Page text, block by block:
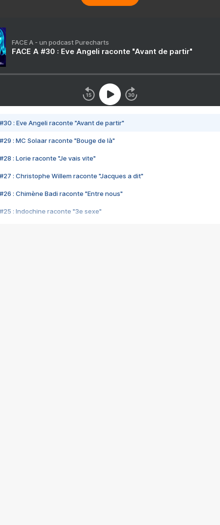
FACE A - un podcast Purecharts
FACE A #30 : Eve Angeli raconte "Avant de partir"
#30 : Eve Angeli raconte "Avant de partir"
#29 : MC Solaar raconte "Bouge de là"
#28 : Lorie raconte "Je vais vite"
#27 : Christophe Willem raconte "Jacques a dit"
#26 : Chimène Badi raconte "Entre nous"
#25 : Indochine raconte "3e sexe"